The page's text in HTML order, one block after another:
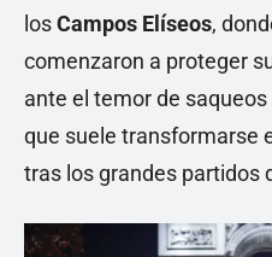
losCampos Elíseos,
comenzaron a proteger
ante el temor de
que suele transformarse
tras los grandes partidos